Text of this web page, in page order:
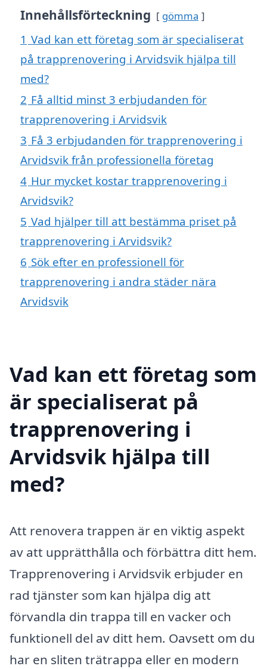
Innehållsförteckning gömma
1 Vad kan ett företag som är specialiserat
på trapprenovering i Arvidsvik hjälpa till
med?
2 Få alltid minst 3 erbjudanden för
trapprenovering i Arvidsvik
3 Få 3 erbjudanden för trapprenovering i
Arvidsvik från professionella företag
4 Hur mycket kostar trapprenovering i
Arvidsvik?
5 Vad hjälper till att bestämma priset på
trapprenovering i Arvidsvik?
6 Sök efter en professionell för
trapprenovering i andra städer nära
Arvidsvik
Vad kan ett företag som
är specialiserat på
trapprenovering i
Arvidsvik hjälpa till
med?
Att renovera trappen är en viktig aspekt
av att upprätthålla och förbättra ditt hem.
Trapprenovering i Arvidsvik erbjuder en
rad tjänster som kan hjälpa dig att
förvandla din trappa till en vacker och
funktionell del av ditt hem. Oavsett om du
har en sliten trätrappa eller en modern